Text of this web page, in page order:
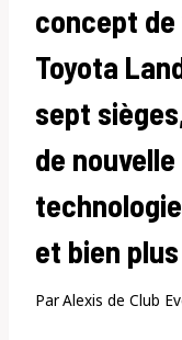
concept
Toyota
sept
de
et bien
ParAlexis de Club